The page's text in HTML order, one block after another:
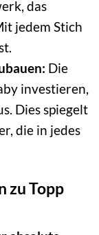
das
jedem Stich
Die
investieren,
Dies spiegelt
die in jedes
zu Topp